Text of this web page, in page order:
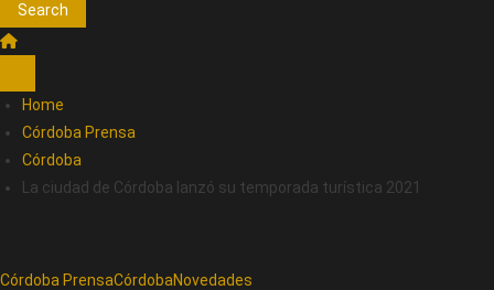
Search
Home
Córdoba Prensa
Córdoba
La ciudad de Córdoba lanzó su temporada turística 2021
Córdoba PrensaCórdobaNovedades